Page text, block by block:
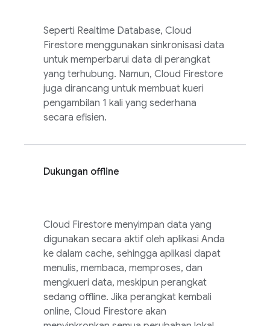
Seperti Realtime Database, Cloud
Firestore menggunakan sinkronisasi data
untuk memperbarui data di perangkat
yang terhubung. Namun, Cloud Firestore
juga dirancang untuk membuat kueri
pengambilan 1 kali yang sederhana
secara efisien.
Dukungan offline
Cloud Firestore menyimpan data yang
digunakan secara aktif oleh aplikasi Anda
ke dalam cache, sehingga aplikasi dapat
menulis, membaca, memproses, dan
mengkueri data, meskipun perangkat
sedang offline. Jika perangkat kembali
online, Cloud Firestore akan